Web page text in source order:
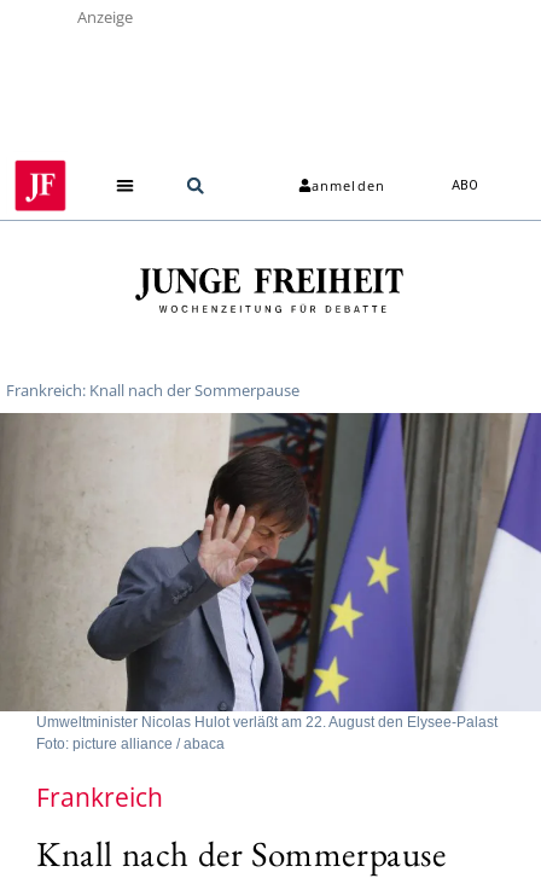
Anzeige
anmelden ABO
Frankreich: Knall nach der Sommerpause
Umweltminister Nicolas Hulot verläßt am 22. August den Elysee-Palast
Foto: picture alliance / abaca
Frankreich
Knall nach der Sommerpause